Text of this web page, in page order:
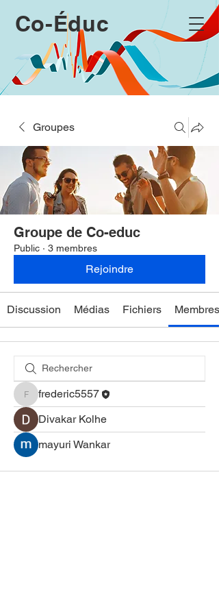
Co-Éduc
Groupes
Groupe de Co-educ
Public · 3 membres
Rejoindre
Discussion Médias Fichiers Membres
frederic5557
frederic5557
Divakar Kolhe
mayuri Wankar